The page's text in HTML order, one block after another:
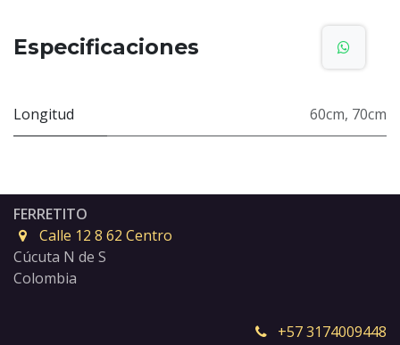
Especificaciones
Longitud 60cm, 70cm
FERRETITO
Calle 12 8 62 Centro
Cúcuta N de S
Colombia
+57 3174009448